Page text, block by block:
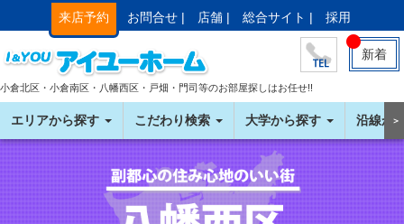
来店予約 お問合せ | 店舗 | 総合サイト | 採用
新着
小倉北区・小倉南区・八幡西区・戸畑・門司等のお部屋探しはお任せ!!
エリアから探す こだわり検索 大学から探す 沿線か＞